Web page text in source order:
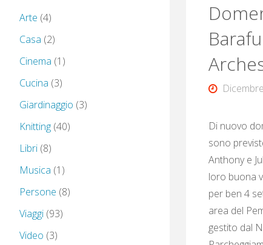
Di nuovo
sono
Anthony e
loro buona
per ben 4
area del
gestito dal
Arte (4)
Casa (2)
Cinema (1)
Cucina (3)
Giardinaggio (3)
Knitting (40)
Libri (8)
Musica (1)
Persone (8)
Viaggi (93)
Video (3)